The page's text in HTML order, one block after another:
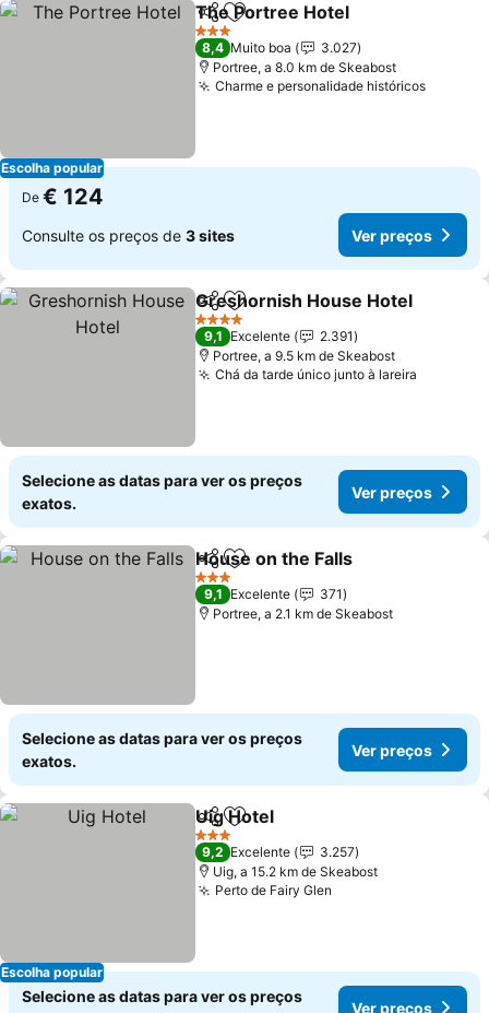
Escolha popular
PartilharAdicionar aos favoritos
The Portree Hotel
3 Estrelas
8,4 Muito boa
3.027
Portree, a 8.0 km de Skeabost
Charme e personalidade históricosVer
De € 124
Consulte os preços de 3 sites Ver preços
PartilharAdicionar aos favoritos
Greshornish House Hotel
4 Estrelas
9,1 Excelente
2.391
Portree, a 9.5 km de Skeabost
Chá da tarde único junto à lareira
Selecione as datas para ver os preços
exatos.
Ver preços
PartilharAdicionar aos favoritos
House on the Falls
3 Estrelas
9,1 Excelente
371
Portree, a 2.1 km de Skeabost
Selecione as datas para ver os preços
exatos.
Ver preços
Escolha popular
PartilharAdicionar aos favoritos
Uig Hotel
3 Estrelas
9,2 Excelente
3.257
Uig, a 15.2 km de Skeabost
Perto de Fairy Glen
Selecione as datas para ver os preços
Ver preços